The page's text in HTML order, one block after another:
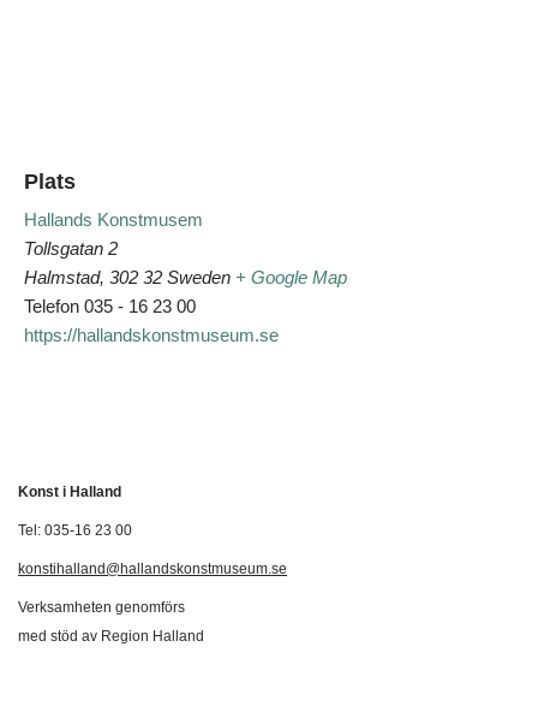
Plats
Hallands Konstmusem
Tollsgatan 2
Halmstad, 302 32 Sweden + Google Map
Telefon 035 - 16 23 00
https://hallandskonstmuseum.se
Konst i Halland
Tel: 035-16 23 00
konstihalland@hallandskonstmuseum.se
Verksamheten genomförs
med stöd av Region Halland